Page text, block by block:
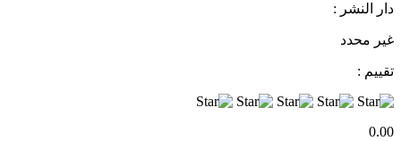
دار النشر :
غير محدد
تقييم :
0.00